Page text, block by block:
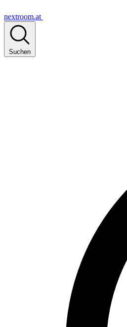
nextroom.at
Suchen